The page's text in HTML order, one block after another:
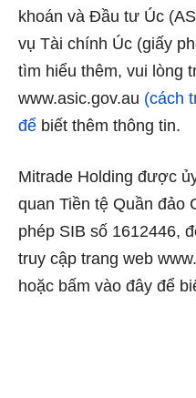
khoán và Đầu tư Úc
vụ Tài chính Úc (giấy
tìm hiểu thêm, vui lòng
www.asic.gov.au (cách
để biết thêm thông tin.
Mitrade Holding được
quan Tiền tệ Quần đảo
phép SIB số 1612446,
truy cập trang web
hoặc bấm vào đây để